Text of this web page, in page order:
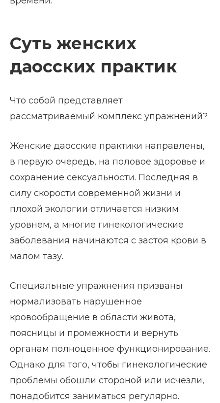
Суть женских
даосских практик
Что собой представляет
рассматриваемый комплекс упражнений?
Женские даосские практики направлены,
в первую очередь, на половое здоровье и
сохранение сексуальности. Последняя в
силу скорости современной жизни и
плохой экологии отличается низким
уровнем, а многие гинекологические
заболевания начинаются с застоя крови в
малом тазу.
Специальные упражнения призваны
нормализовать нарушенное
кровообращение в области живота,
поясницы и промежности и вернуть
органам полноценное функционирование.
Однако для того, чтобы гинекологические
проблемы обошли стороной или исчезли,
понадобится заниматься регулярно.